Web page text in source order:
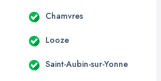
Chamvres
Looze
Saint-Aubin-sur-Yonne